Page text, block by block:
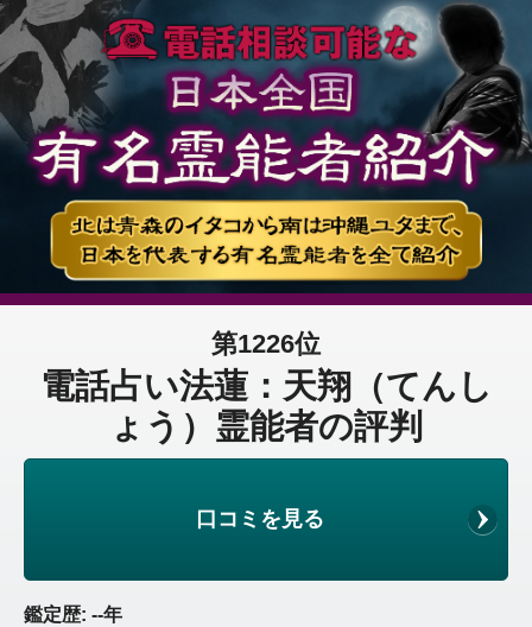
第1226位
電話占い法蓮：天翔（てんし
ょう）霊能者の評判
口コミを見る
鑑定歴: --年